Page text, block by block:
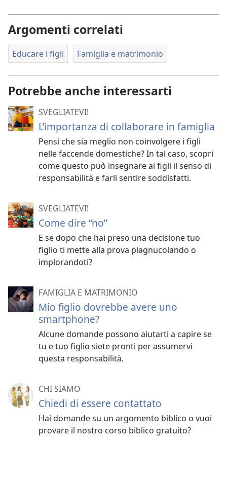
Argomenti correlati
Educare i figli Famiglia e matrimonio
Potrebbe anche interessarti
SVEGLIATEVI!
L’importanza di collaborare in famiglia
Pensi che sia meglio non coinvolgere i figli
nelle faccende domestiche? In tal caso, scopri
come questo può insegnare ai figli il senso di
responsabilità e farli sentire soddisfatti.
SVEGLIATEVI!
Come dire “no”
E se dopo che hai preso una decisione tuo
figlio ti mette alla prova piagnucolando o
implorandoti?
FAMIGLIA E MATRIMONIO
Mio figlio dovrebbe avere uno
smartphone?
Alcune domande possono aiutarti a capire se
tu e tuo figlio siete pronti per assumervi
questa responsabilità.
CHI SIAMO
Chiedi di essere contattato
Hai domande su un argomento biblico o vuoi
provare il nostro corso biblico gratuito?